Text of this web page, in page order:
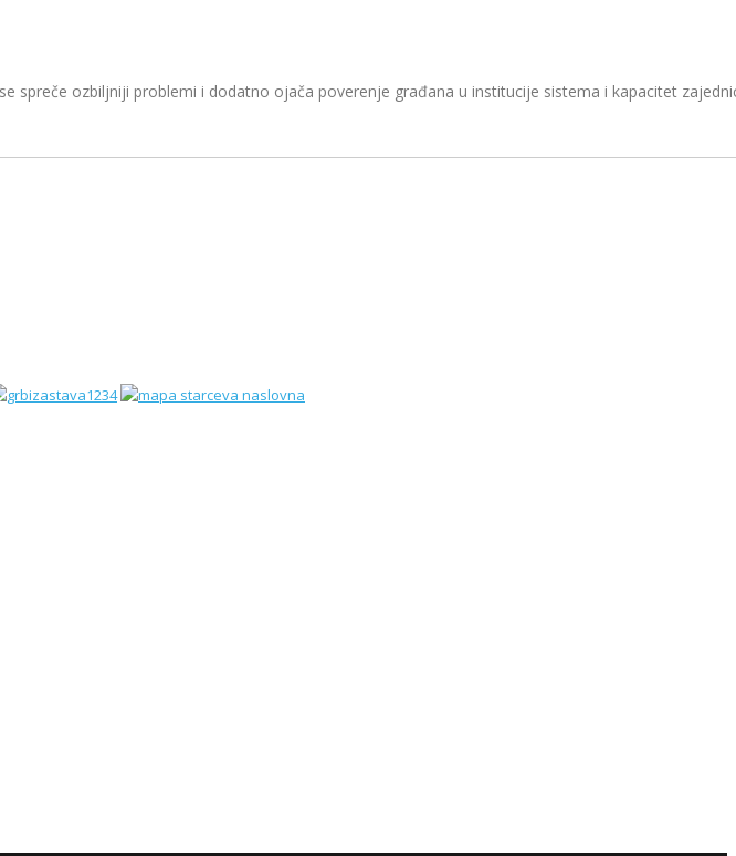
ozbiljniji problemi i dodatno ojača poverenje građana u institucije sistema i kapacitet